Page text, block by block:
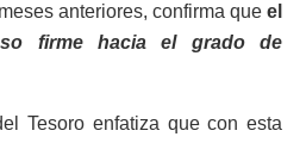
anteriores, confirma que el
firme hacia el grado de
Tesoro enfatiza que con esta